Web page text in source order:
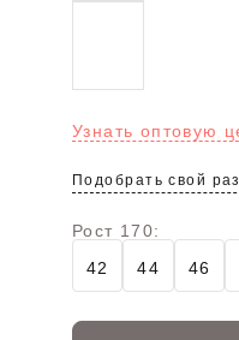
Узнать оптовую
Подобрать свой
Рост 170:
42
44 46